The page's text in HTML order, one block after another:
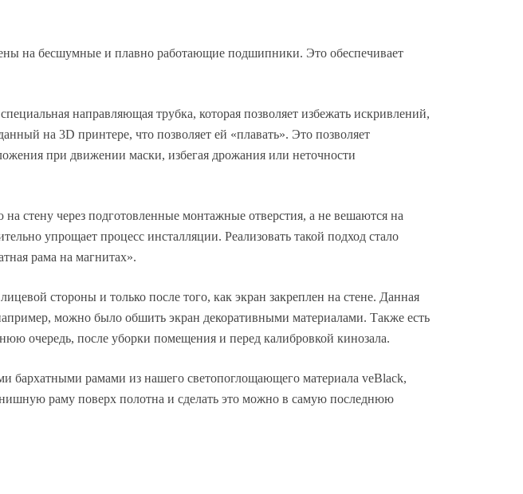
на бесшумные и плавно работающие подшипники. Это обеспечивает
направляющая трубка, которая позволяет избежать искривлений,
на 3D принтере, что позволяет ей «плавать». Это позволяет
при движении маски, избегая дрожания или неточности
стену через подготовленные монтажные отверстия, а не вешаются на
упрощает процесс инсталляции. Реализовать такой подход стало
рама на магнитах».
стороны и только после того, как экран закреплен на стене. Данная
можно было обшить экран декоративными материалами. Также есть
очередь, после уборки помещения и перед калибровкой кинозала.
бархатными рамами из нашего светопоглощающего материала veBlack,
раму поверх полотна и сделать это можно в самую последнюю